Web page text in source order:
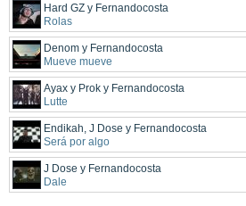
Hard GZ y Fernandocosta
Rolas
Denom y Fernandocosta
Mueve mueve
Ayax y Prok y Fernandocosta
Lutte
Endikah, J Dose y Fernandocosta
Será por algo
J Dose y Fernandocosta
Dale